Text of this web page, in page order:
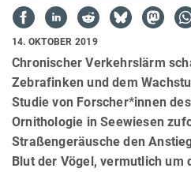
14. OKTOBER 2019
Chronischer Verkehrslärm
Zebrafinken und dem
Studie von Forscher*innen
Ornithologie in Seewiesen
Straßengeräusche den
Blut der Vögel, vermutlich um